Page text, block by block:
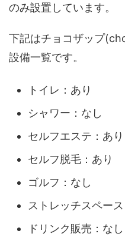
のみ設置しています。
下記はチョコザップ
設備一覧です。
トイレ：あり
シャワー：なし
セルフエステ：あり
セルフ脱毛：あり
ゴルフ：なし
ストレッチスペース
ドリンク販売：なし